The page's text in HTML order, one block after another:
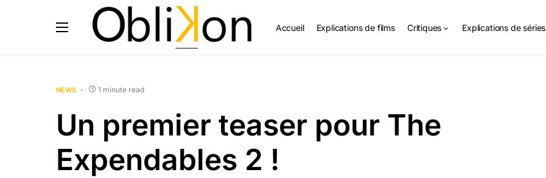
Accueil Explications de films Critiques Explications de séries
NEWS 1 minute read
Un premier teaser pour The
Expendables 2 !